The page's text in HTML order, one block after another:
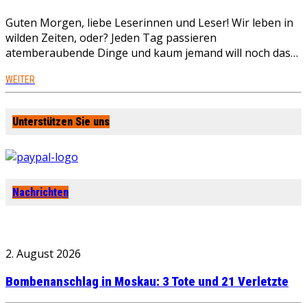
Guten Morgen, liebe Leserinnen und Leser! Wir leben in
wilden Zeiten, oder? Jeden Tag passieren
atemberaubende Dinge und kaum jemand will noch das…
WEITER
Unterstützen Sie uns
Nachrichten
2. August 2026
Bombenanschlag in Moskau: 3 Tote und 21 Verletzte